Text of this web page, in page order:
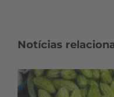
Notícias